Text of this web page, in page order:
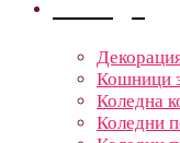
Кошници
Коледна
Коледни